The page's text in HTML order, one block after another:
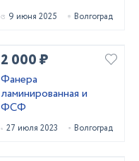
9 июня 2025 Волгоград
2 000 ₽
Фанера
ламинированная и
ФСФ
27 июля 2023 Волгоград